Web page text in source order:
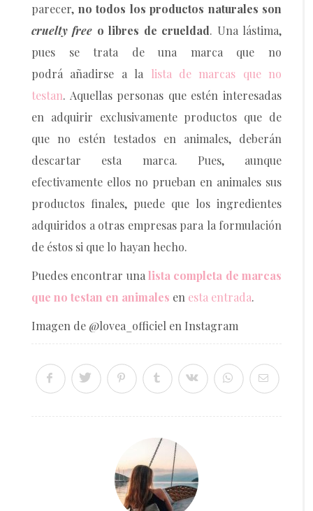
parecer, no todos los productos naturales son
cruelty free o libres de crueldad. Una lástima,
pues se trata de una marca que no
podrá añadirse a la lista de marcas que no
testan. Aquellas personas que estén interesadas
en adquirir exclusivamente productos que de
que no estén testados en animales, deberán
descartar esta marca. Pues, aunque
efectivamente ellos no prueban en animales sus
productos finales, puede que los ingredientes
adquiridos a otras empresas para la formulación
de éstos si que lo hayan hecho.
Puedes encontrar una lista completa de marcas
que no testan en animales en esta entrada.
Imagen de @lovea_officiel en Instagram